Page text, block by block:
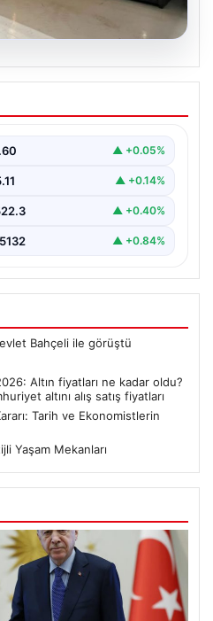
Prestijli Yaşam
özel konutlarda ikamet▲ +0.05%
▲ +0.14%
▲ +0.40%
▲ +0.84%
Bahçeli ile görüştü
Altın fiyatları ne kadar oldu?
altını alış satış fiyatları
Tarih ve Ekonomistlerin
Yaşam Mekanları